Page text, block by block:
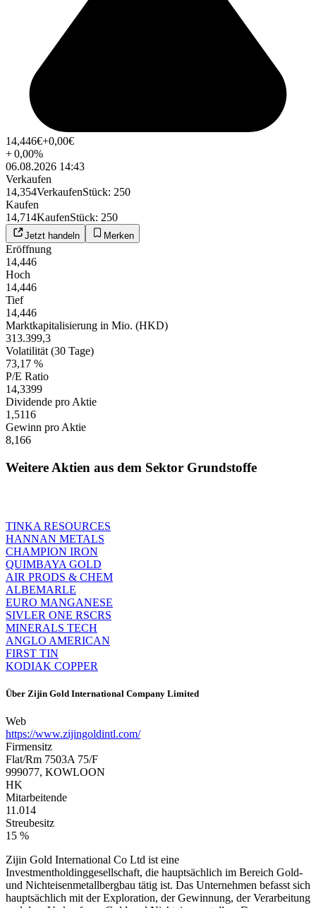
14,446€+0,00€
+0,00%
06.08.2026 14:43
Verkaufen
14,354VerkaufenStück: 250
Kaufen
14,714KaufenStück: 250
Jetzt handeln Merken
Eröffnung
14,446
Hoch
14,446
Tief
14,446
Marktkapitalisierung in Mio. (HKD)
313.399,3
Volatilität (30 Tage)
73,17 %
P/E Ratio
14,3399
Dividende pro Aktie
1,5116
Gewinn pro Aktie
8,166
Weitere Aktien aus dem Sektor Grundstoffe
TINKA RESOURCES
HANNAN METALS
CHAMPION IRON
QUIMBAYA GOLD
AIR PRODS & CHEM
ALBEMARLE
EURO MANGANESE
SIVLER ONE RSCRS
MINERALS TECH
ANGLO AMERICAN
FIRST TIN
KODIAK COPPER
Über Zijin Gold International Company Limited
Web
https://www.zijingoldintl.com/
Firmensitz
Flat/Rm 7503A 75/F
999077, KOWLOON
HK
Mitarbeitende
11.014
Streubesitz
15 %
Zijin Gold International Co Ltd ist eine
Investmentholdinggesellschaft, die hauptsächlich im Bereich Gold-
und Nichteisenmetallbergbau tätig ist. Das Unternehmen befasst sich
hauptsächlich mit der Exploration, der Gewinnung, der Verarbeitung